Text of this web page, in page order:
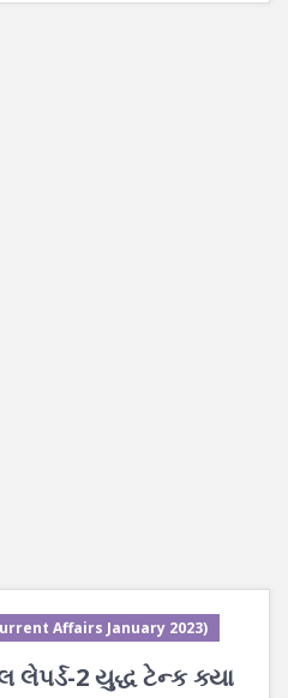
Affairs January 2023)
લેપર્ડ-2 યુદ્ધ ટેન્ક ક્યા